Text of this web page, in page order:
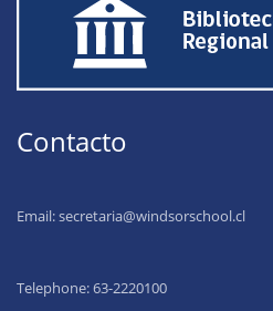
Contacto
Email:secretaria@windsorschool.cl
Telephone: 63-2220100